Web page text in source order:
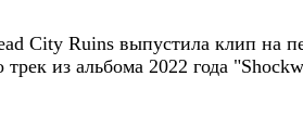
City Ruins выпустила клип на
из альбома 2022 года